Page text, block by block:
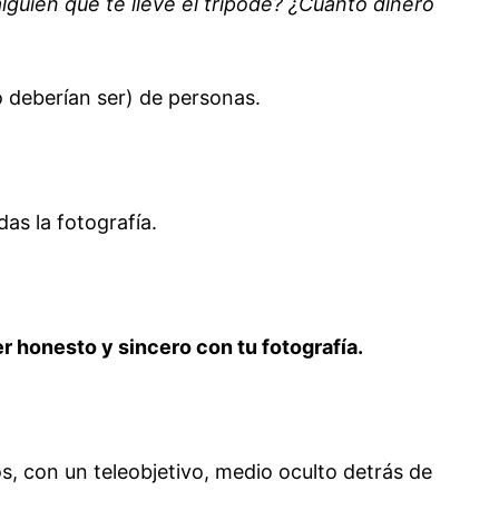
ser) de personas.
la fotografía.
honesto y sincero con tu fotografía.
con un teleobjetivo, medio oculto detrás de